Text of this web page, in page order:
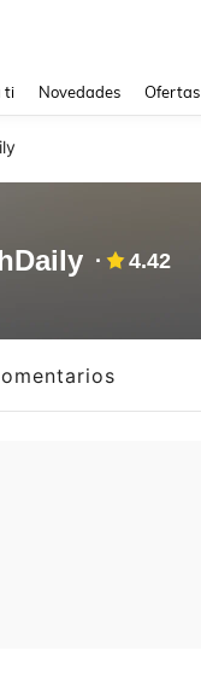
ti Novedades Ofertas
4.42